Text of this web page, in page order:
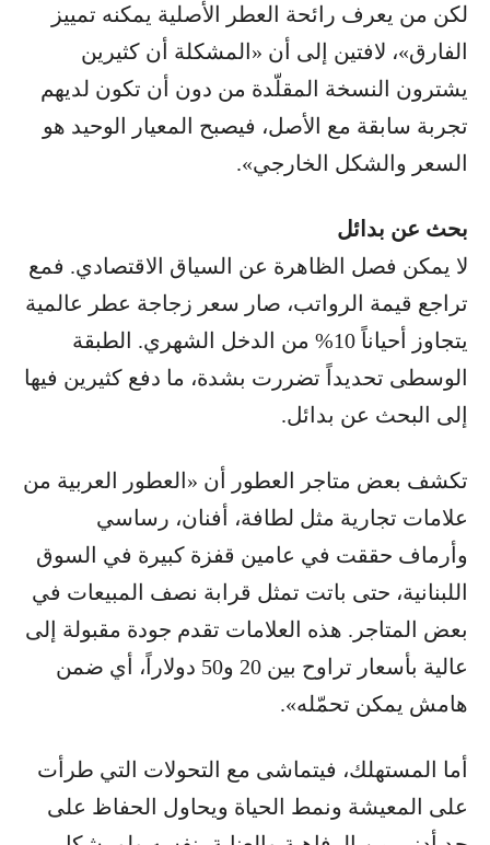
لكن من يعرف رائحة العطر الأصلية يمكنه تمييز
الفارق»، لافتين إلى أن «المشكلة أن كثيرين
يشترون النسخة المقلّدة من دون أن تكون لديهم
تجربة سابقة مع الأصل، فيصبح المعيار الوحيد هو
السعر والشكل الخارجي».
بحث عن بدائل
لا يمكن فصل الظاهرة عن السياق الاقتصادي. فمع
تراجع قيمة الرواتب، صار سعر زجاجة عطر عالمية
يتجاوز أحياناً 10% من الدخل الشهري. الطبقة
الوسطى تحديداً تضررت بشدة، ما دفع كثيرين فيها
إلى البحث عن بدائل.
تكشف بعض متاجر العطور أن «العطور العربية من
علامات تجارية مثل لطافة، أفنان، رساسي
وأرماف حققت في عامين قفزة كبيرة في السوق
اللبنانية، حتى باتت تمثل قرابة نصف المبيعات في
بعض المتاجر. هذه العلامات تقدم جودة مقبولة إلى
عالية بأسعار تراوح بين 20 و50 دولاراً، أي ضمن
هامش يمكن تحمّله».
أما المستهلك، فيتماشى مع التحولات التي طرأت
على المعيشة ونمط الحياة ويحاول الحفاظ على